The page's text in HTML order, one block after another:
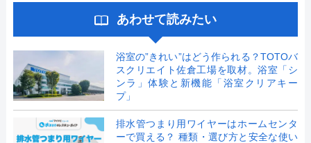
あわせて読みたい
浴室の”きれい”はどう作られる？TOTOバ
スクリエイト佐倉工場を取材。浴室「シ
ンラ」体験と新機能「浴室クリアキー
プ」
排水管つまり用ワイヤーはホームセンタ
ーで買える？ 種類・選び方と安全な使い